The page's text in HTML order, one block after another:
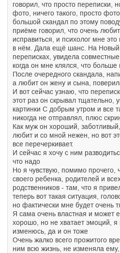
говорил, что просто переписки,
фото, ничего такого, просто
большой скандал по этому
приёме говорил, что очень
исправиться, и психолог мне это
в нём. Дала ещё шанс. На Новый
переписках, увидела
когда он мне клялся, что больше
После очередного скандала,
а любит он жену и сына,
И вот сейчас узнаю, что
этот раз он скрывал тщательно,
картинки С добрым утром и все
никогда не отправлял, плюс
Как муж он хороший,
любит и со мной нежен, но вот
все перечеркивает.
И сейчас я хочу с ним
что надо
Но я чувствую, помимо прочего,
своего ребенка, родителей и
родственников - там, что я
теперь вот такая ситуация,
но фактически мне будет очень
Я сама очень властная и может
хорошо, но не хватает эмоций,
изменюсь, да и он тоже
Очень жалко всего прожитого
ним всю жизнь, не изменяла